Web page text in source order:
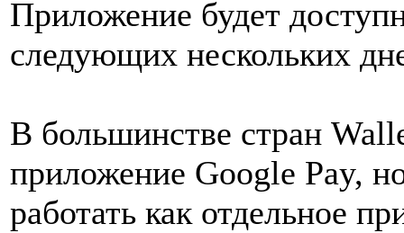
Приложение будет
следующих нескольких
В большинстве стран
приложение Google Pay,
работать как отдельное